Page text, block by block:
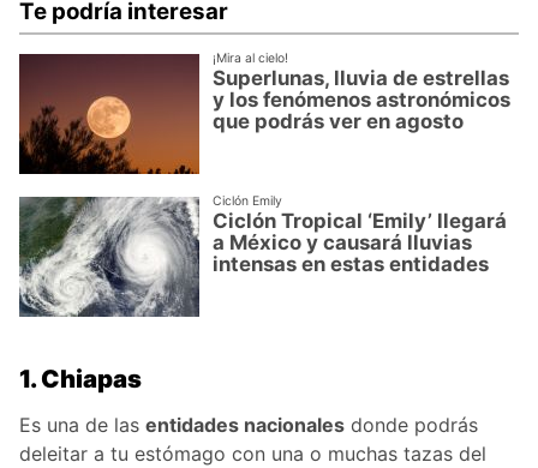
Te podría interesar
¡Mira al cielo!
Superlunas, lluvia de estrellas
y los fenómenos astronómicos
que podrás ver en agosto
Ciclón Emily
Ciclón Tropical ‘Emily’ llegará
a México y causará lluvias
intensas en estas entidades
1. Chiapas
Es una de las entidades nacionales donde podrás
deleitar a tu estómago con una o muchas tazas del